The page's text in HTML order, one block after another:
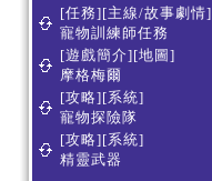
[任務][主線/故事劇情]
寵物訓練師任務
[遊戲簡介][地圖]
摩格梅爾
[攻略][系統]
寵物探險隊
[攻略][系統]
精靈武器